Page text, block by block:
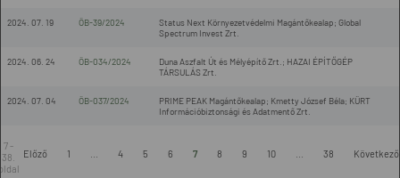
2024. 07. 19 ÖB-39/2024
Status Next Környezetvédelmi Magántőkealap; Global
Spectrum Invest Zrt.
2024. 06. 24 ÖB-034/2024
Duna Aszfalt Út és Mélyépítő Zrt.; HAZAI ÉPÍTŐGÉP
TÁRSULÁS Zrt.
2024. 07. 04 ÖB-037/2024
PRIME PEAK Magántőkealap; Kmetty József Béla; KÜRT
Információbiztonsági és Adatmentő Zrt.
7 -
38.
Előző 1 4 5 6 7 8 9 10 38 Következő